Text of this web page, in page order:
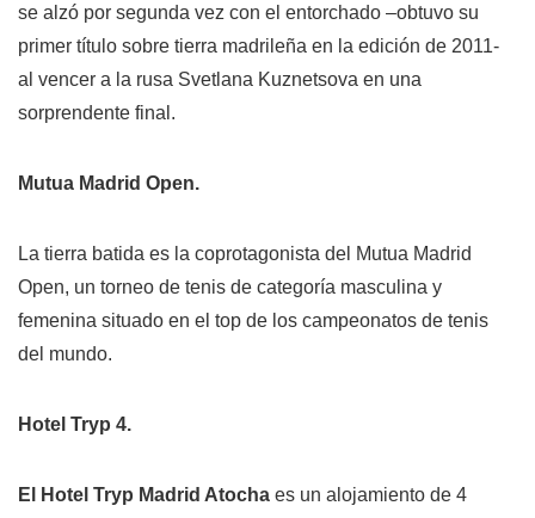
se alzó por segunda vez con el entorchado –obtuvo su
primer título sobre tierra madrileña en la edición de 2011-
al vencer a la rusa Svetlana Kuznetsova en una
sorprendente final.
Mutua Madrid Open.
La tierra batida es la coprotagonista del Mutua Madrid
Open, un torneo de tenis de categoría masculina y
femenina situado en el top de los campeonatos de tenis
del mundo.
Hotel Tryp 4.
El Hotel Tryp Madrid Atocha es un alojamiento de 4